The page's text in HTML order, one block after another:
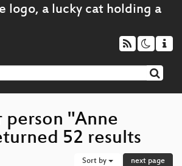
person "Anne
52 results
Sort by next page